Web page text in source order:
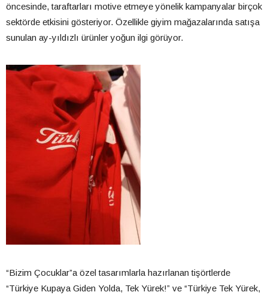
öncesinde, taraftarları motive etmeye yönelik kampanyalar birçok
sektörde etkisini gösteriyor. Özellikle giyim mağazalarında satışa
sunulan ay-yıldızlı ürünler yoğun ilgi görüyor.
“Bizim Çocuklar”a özel tasarımlarla hazırlanan tişörtlerde
“Türkiye Kupaya Giden Yolda, Tek Yürek!” ve “Türkiye Tek Yürek,